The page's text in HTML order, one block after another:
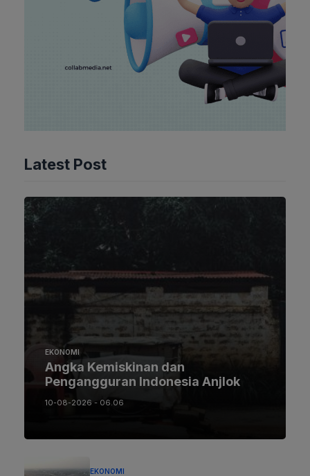
Latest Post
EKONOMI
Angka Kemiskinan dan
Pengangguran Indonesia Anjlok
10-08-2026 - 06.06
EKONOMI